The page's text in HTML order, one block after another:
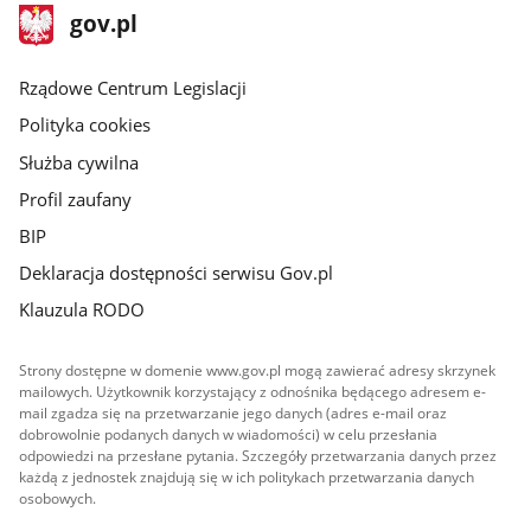
stopka
gov.plStrona
gov.pl
Rządowe Centrum Legislacji
Polityka cookies
Służba cywilna
Profil zaufany
BIP
Deklaracja dostępności serwisu Gov.pl
Klauzula RODO
Strony dostępne w domenie www.gov.pl mogą zawierać adresy skrzynek
mailowych. Użytkownik korzystający z odnośnika będącego adresem e-
mail zgadza się na przetwarzanie jego danych (adres e-mail oraz
dobrowolnie podanych danych w wiadomości) w celu przesłania
odpowiedzi na przesłane pytania. Szczegóły przetwarzania danych przez
każdą z jednostek znajdują się w ich politykach przetwarzania danych
osobowych.